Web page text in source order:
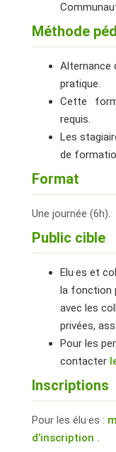
Méthode
Alternance
pratique.
Cette
requis.
Les
de
Format
Une journée (6h).
Public cible
Elu·es et
la fonction
avec les
privées,
Pour les
contacter
Inscriptions
Pour les élu·es :
d’inscription .